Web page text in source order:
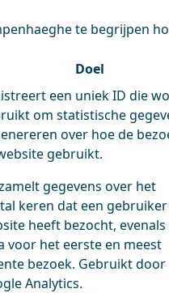
te begrijpen
Doel
een uniek ID die
om statistische
over hoe de
gebruikt.
gegevens over het
keren dat een
heeft bezocht, evenals
voor het eerste en meest
bezoek. Gebruikt door
Analytics.